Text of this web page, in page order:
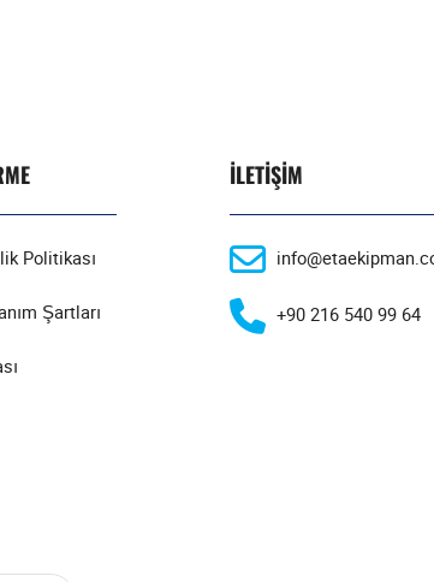
Politikası
Şartları
İLETIŞIM
+90 216 540 99 64